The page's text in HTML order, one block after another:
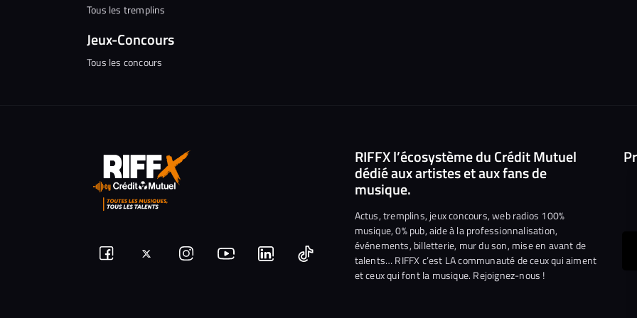
Tous les tremplins
Jeux-Concours
Tous les concours
Suivez-Suivez-Nous
NousNous Nous
RIFFX l’écosystème du Crédit Mutuel
dédié aux artistes et aux fans de
musique.
Actus, tremplins, jeux concours, web radios 100%
musique, 0% pub, aide à la professionnalisation,
événements, billetterie, mur du son, mise en avant de
talents… RIFFX c’est LA communauté de ceux qui aiment
et ceux qui font la musique. Rejoignez-nous !